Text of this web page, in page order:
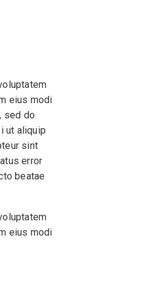
eius modi
sed do
ut aliquip
sint
error
beatae
eius modi